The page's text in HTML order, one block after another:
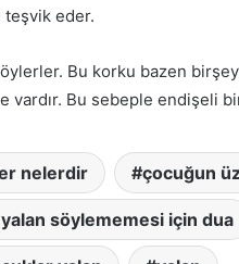
teşvik eder.
Bu korku bazen
Bu sebeple endişeli
nelerdir çocuğun
söylememesi için dua